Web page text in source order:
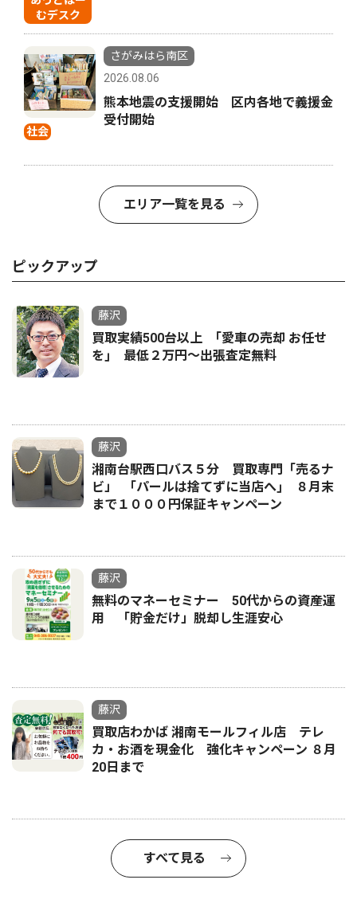
むデスク
社会
さがみはら南区
2026.08.06
熊本地震の支援開始 区内各地で義援金
受付開始
エリア一覧を見る
ピックアップ
藤沢
買取実績500台以上 ｢愛車の売却 お任せ
を｣ 最低２万円〜出張査定無料
藤沢
湘南台駅西口バス５分 買取専門「売るナ
ビ」 ｢パールは捨てずに当店へ｣ ８月末
まで１０００円保証キャンペーン
藤沢
無料のマネーセミナー 50代からの資産運
用 「貯金だけ」脱却し生涯安心
藤沢
買取店わかば 湘南モールフィル店 テレ
カ・お酒を現金化 強化キャンペーン ８月
20日まで
すべて見る